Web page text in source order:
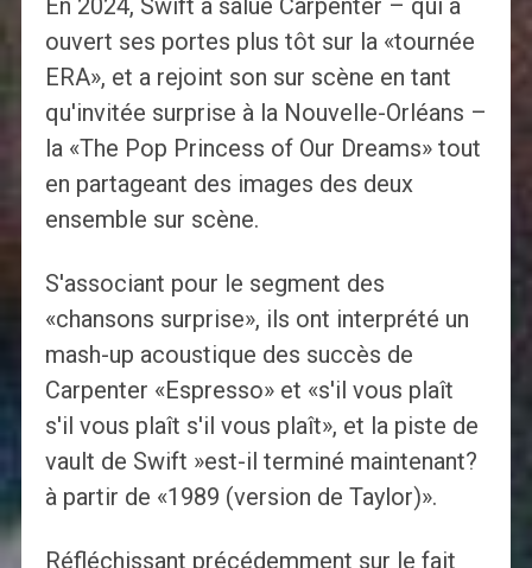
En 2024, Swift a salué Carpenter – qui a
ouvert ses portes plus tôt sur la «tournée
ERA», et a rejoint son sur scène en tant
qu'invitée surprise à la Nouvelle-Orléans –
la «The Pop Princess of Our Dreams» tout
en partageant des images des deux
ensemble sur scène.
S'associant pour le segment des
«chansons surprise», ils ont interprété un
mash-up acoustique des succès de
Carpenter «Espresso» et «s'il vous plaît
s'il vous plaît s'il vous plaît», et la piste de
vault de Swift »est-il terminé maintenant?
à partir de «1989 (version de Taylor)».
Réfléchissant précédemment sur le fait